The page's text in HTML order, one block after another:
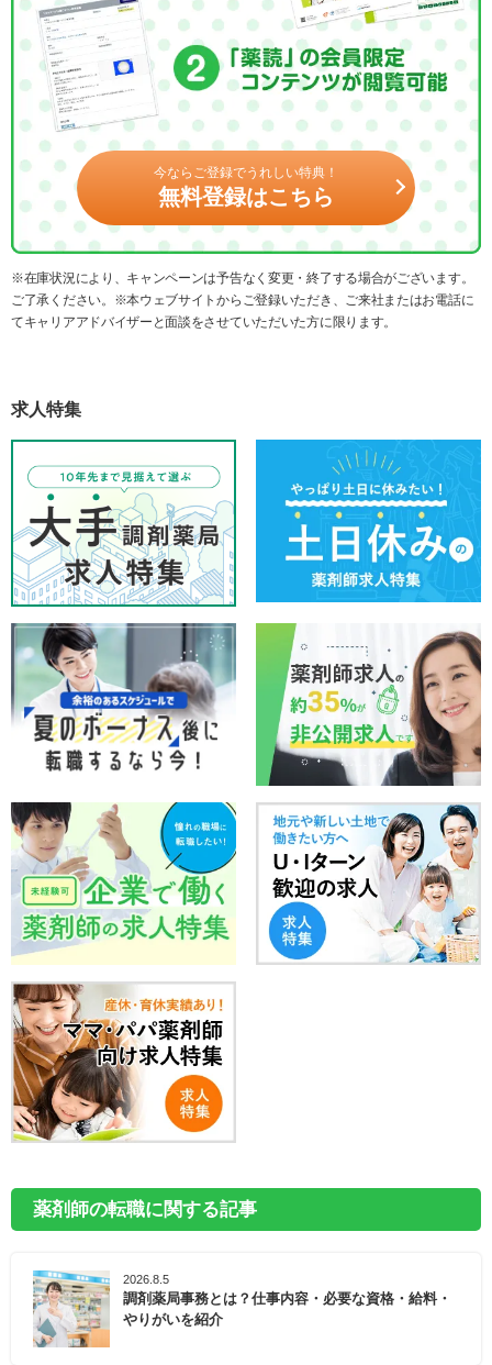
今ならご登録でうれしい特典！
無料登録はこちら
※在庫状況により、キャンペーンは予告なく変更・終了する場合がございます。
ご了承ください。※本ウェブサイトからご登録いただき、ご来社またはお電話に
てキャリアアドバイザーと面談をさせていただいた方に限ります。
求人特集
薬剤師の転職に関する記事
2026.8.5
調剤薬局事務とは？仕事内容・必要な資格・給料・
やりがいを紹介